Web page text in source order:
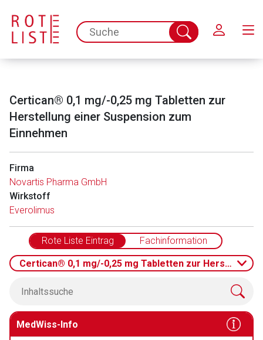
spc.search.input.placeholder
Suche
abschicken
Certican® 0,1 mg/-0,25 mg Tabletten zur
Herstellung einer Suspension zum
Einnehmen
Firma
Novartis Pharma GmbH
Wirkstoff
Everolimus
Rote Liste Eintrag Fachinformation
Certican® 0,1 mg/-0,25 mg Tabletten zur Herstellung
MedWiss-Info